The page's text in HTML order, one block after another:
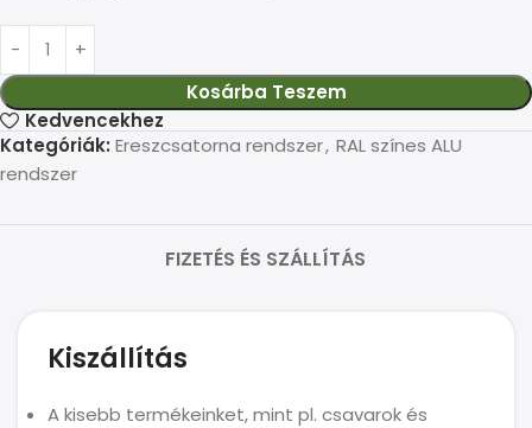
Kosárba Teszem
Kedvencekhez
Kategóriák: Ereszcsatorna rendszer, RAL színes ALU
rendszer
FIZETÉS ÉS SZÁLLÍTÁS
Kiszállítás
A kisebb termékeinket, mint pl. csavarok és